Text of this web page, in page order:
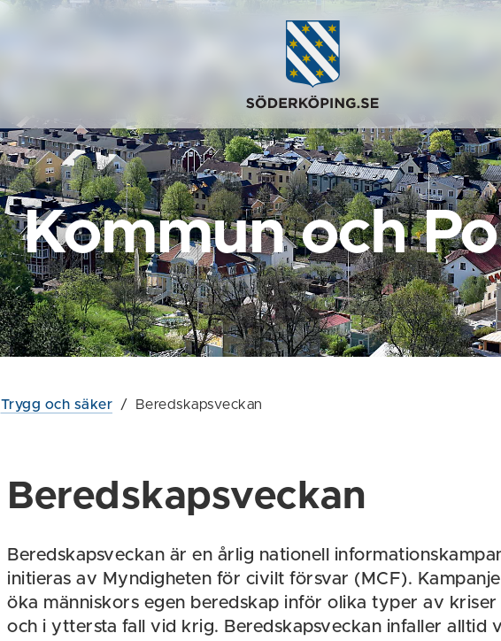
Kommun och
Trygg och säker / Beredskapsveckan
Beredskapsveckan
Beredskapsveckan är en årlig nationell
initieras av Myndigheten för civilt försvar (MCF).
öka människors egen beredskap inför olika typer av kriser
och i yttersta fall vid krig. Beredskapsveckan infaller alltid